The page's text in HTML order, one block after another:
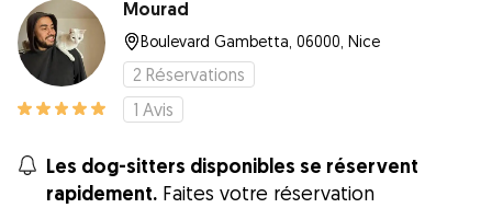
Mourad
Boulevard Gambetta, 06000, Nice
2 Réservations
1 Avis
Les dog-sitters disponibles se réservent
rapidement. Faites votre réservation